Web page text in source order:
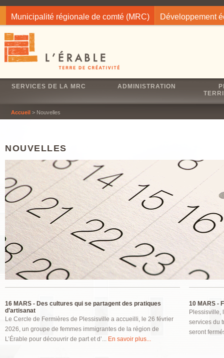
Municipalité régionale de comté (MRC) Développement
SERVICES DE LA MRC ADMINISTRATION
Accueil > Nouvelles
NOUVELLES
16 MARS - Des cultures qui se partagent des pratiques
d’artisanat
Le Cercle de Fermières de Plessisville a accueilli, le 26 février
2026, un groupe de femmes immigrantes de la région de
L’Érable pour découvrir de part et d’... En savoir plus...
10 MARS -
Plessisville,
services du
seront
Pages